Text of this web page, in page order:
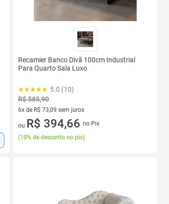
Recamier Banco Divã 100cm Industrial
Para Quarto Sala Luxo
5.0 (10)
R$ 585,90
6x de R$ 73,09 sem juros
6 vez de R$ 73,09 sem juros
ou R$ 394,66 no Pix
(10% de desconto no pix)